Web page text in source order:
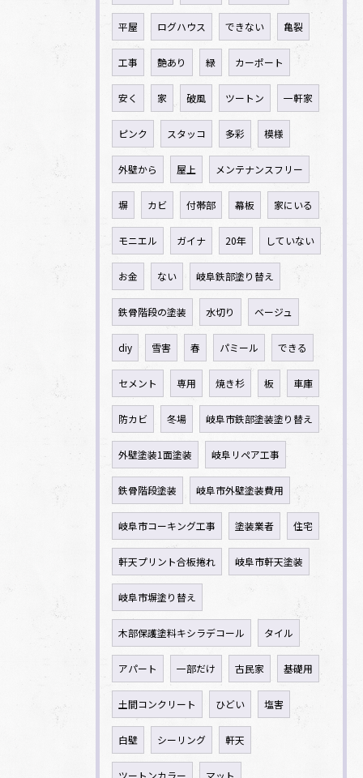
平屋 ログハウス できない 亀裂
工事 艶あり 緑 カーポート
安く 家 破風 ツートン 一軒家
ピンク スタッコ 多彩 模様
外壁から 屋上 メンテナンスフリー
塀 カビ 付帯部 幕板 家にいる
モニエル ガイナ 20年 していない
お金 ない 岐阜鉄部塗り替え
鉄骨階段の塗装 水切り ベージュ
diy 雪害 春 パミール できる
セメント 専用 焼き杉 板 車庫
防カビ 冬場 岐阜市鉄部塗装塗り替え
外壁塗装1面塗装 岐阜リペア工事
鉄骨階段塗装 岐阜市外壁塗装費用
岐阜市コーキング工事 塗装業者 住宅
軒天プリント合板捲れ 岐阜市軒天塗装
岐阜市塀塗り替え
木部保護塗料キシラデコール タイル
アパート 一部だけ 古民家 基礎用
土間コンクリート ひどい 塩害
白壁 シーリング 軒天